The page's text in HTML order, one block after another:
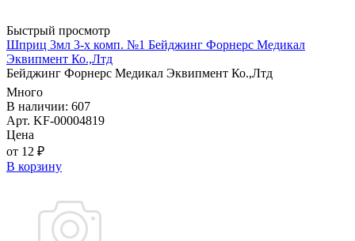
Быстрый просмотр
Шприц 3мл 3-х комп. №1 Бейджинг Форнерс Медикал
Эквипмент Ко.,Лтд
Бейджинг Форнерс Медикал Эквипмент Ко.,Лтд
Много
В наличии: 607
Арт. KF-00004819
Цена
от 12 ₽
В корзину